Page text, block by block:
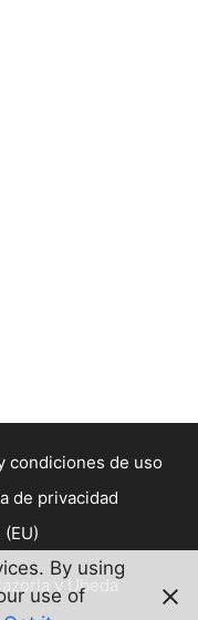
condiciones de uso
de privacidad
y Ubeda
By using
use of